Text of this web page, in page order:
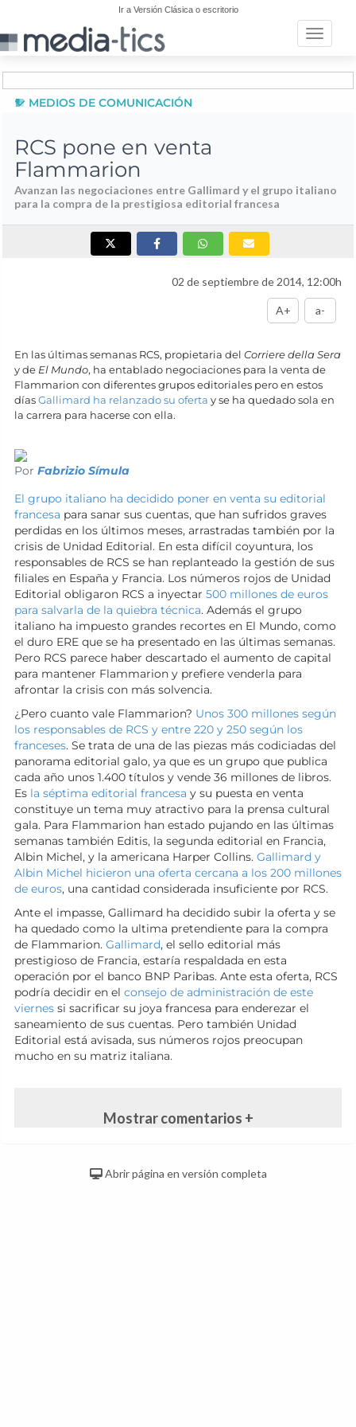
Ir a Versión Clásica o escritorio
Toggle
MEDIOS DE COMUNICACIÓN
RCS pone en venta
Flammarion
Avanzan las negociaciones entre Gallimard y el grupo italiano
para la compra de la prestigiosa editorial francesa
02 de septiembre de 2014, 12:00h
A+ a-
En las últimas semanas RCS, propietaria del Corriere della Sera
y de El Mundo, ha entablado negociaciones para la venta de
Flammarion con diferentes grupos editoriales pero en estos
díasGallimard ha relanzado su oferta y se ha quedado sola en
la carrera para hacerse con ella.
Por Fabrizio Símula
El grupo italiano ha decidido poner en venta su editorial
francesa para sanar sus cuentas, que han sufridos graves
perdidas en los últimos meses, arrastradas también por la
crisis de Unidad Editorial. En esta difícil coyuntura, los
responsables de RCS se han replanteado la gestión de sus
filiales en España y Francia. Los números rojos de Unidad
Editorial obligaron RCS a inyectar 500 millones de euros
para salvarla de la quiebra técnica. Además el grupo
italiano ha impuesto grandes recortes en El Mundo, como
el duro ERE que se ha presentado en las últimas semanas.
Pero RCS parece haber descartado el aumento de capital
para mantener Flammarion y prefiere venderla para
afrontar la crisis con más solvencia.
¿Pero cuanto vale Flammarion? Unos 300 millones según
los responsables de RCS y entre 220 y 250 según los
franceses. Se trata de una de las piezas más codiciadas del
panorama editorial galo, ya que es un grupo que publica
cada año unos 1.400 títulos y vende 36 millones de libros.
Es la séptima editorial francesa y su puesta en venta
constituye un tema muy atractivo para la prensa cultural
gala. Para Flammarion han estado pujando en las últimas
semanas también Editis, la segunda editorial en Francia,
Albin Michel, y la americana Harper Collins. Gallimard y
Albin Michel hicieron una oferta cercana a los 200 millones
de euros, una cantidad considerada insuficiente por RCS.
Ante el impasse, Gallimard ha decidido subir la oferta y se
ha quedado como la ultima pretendiente para la compra
de Flammarion. Gallimard, el sello editorial más
prestigioso de Francia, estaría respaldada en esta
operación por el banco BNP Paribas. Ante esta oferta, RCS
podría decidir en el consejo de administración de este
viernes si sacrificar su joya francesa para enderezar el
saneamiento de sus cuentas. Pero también Unidad
Editorial está avisada, sus números rojos preocupan
mucho en su matriz italiana.
Mostrar comentarios +
Abrir página en versión completa